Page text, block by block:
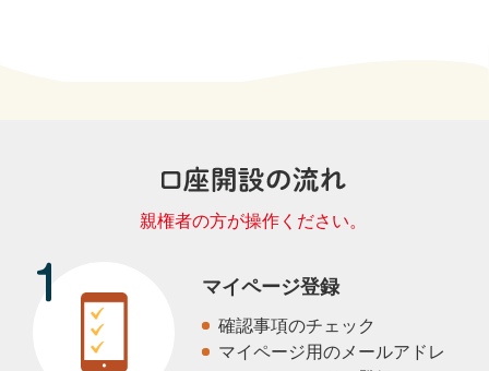
親権者の方が操作ください。
マイページ登録
確認事項のチェック
マイページ用のメールアドレ